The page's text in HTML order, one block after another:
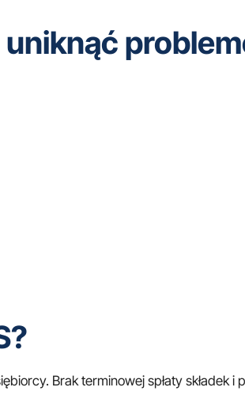
uniknąć
Brak terminowej spłaty składek i